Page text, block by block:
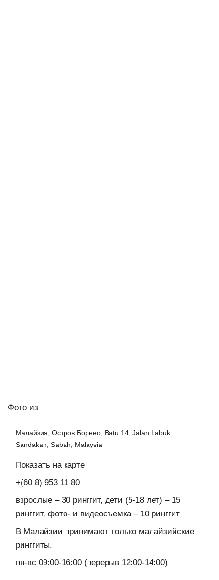
Фото из
Малайзия, Остров Борнео, Batu 14, Jalan Labuk
Sandakan, Sabah, Malaysia
Показать на карте
+(60 8) 953 11 80
взрослые – 30 ринггит, дети (5-18 лет) – 15
ринггит, фото- и видеосъемка – 10 ринггит
В Малайзии принимают только малайзийские
ринггиты.
пн-вс 09:00-16:00 (перерыв 12:00-14:00)